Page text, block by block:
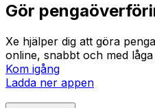
Gör
Xe hjälper dig att göra
online, snabbt och med
Kom igång
Ladda ner appen